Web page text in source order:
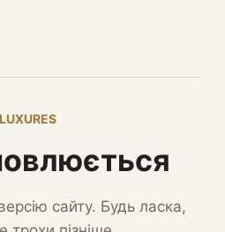
LUXURES
сайту. Будь ласка,